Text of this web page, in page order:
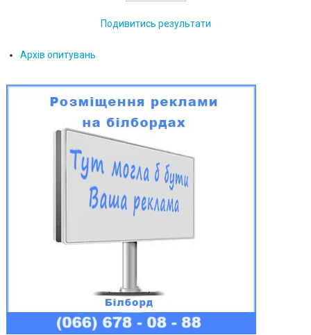
Подивитись результати
Архів опитувань